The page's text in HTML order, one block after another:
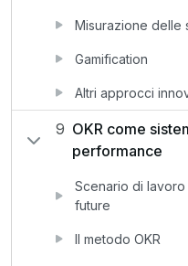
Misurazione delle
Gamification
Altri approcci
9 OKR come
performance
Scenario di
future
Il metodo OKR